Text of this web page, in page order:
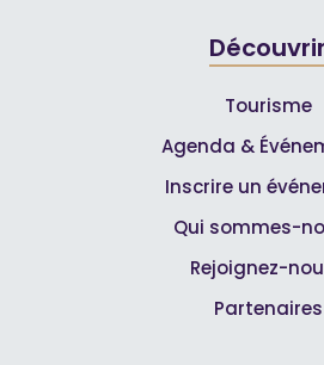
Découvrir
Tourisme
Agenda &
Inscrire un
Qui sommes-
Rejoignez-
Partenaires